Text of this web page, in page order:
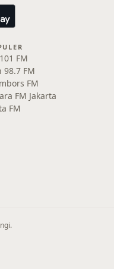
FM
98.7 FM
FM
FM Jakarta
FM